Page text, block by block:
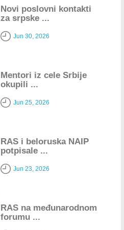
Novi poslovni kontakti
za srpske ...
Jun 30, 2026
Mentori iz cele Srbije
okupili ...
Jun 25, 2026
RAS i beloruska NAIP
potpisale ...
Jun 23, 2026
RAS na međunarodnom
forumu ...